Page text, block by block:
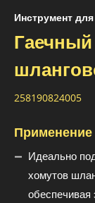
Инструмент
258190824005
Применение
Идеально
хомутов